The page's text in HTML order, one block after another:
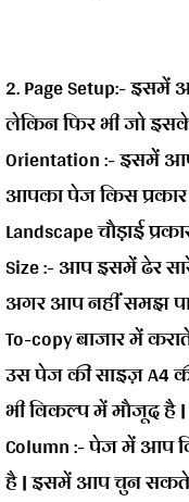
2. Page Setup:-इसमें
लेकिन फिर भी जो
Orientation :-इसमें
आपका पेज किस प्रकार
Landscape चौड़ाई
Size :-आप इसमें ढेर
अगर आप नहीं समझ पा
To-copy बाजार में
उस पेज की साइज़ A4
भी विकल्प में मौजूद है |
Column :-पेज में आप
है | इसमें आप चुन